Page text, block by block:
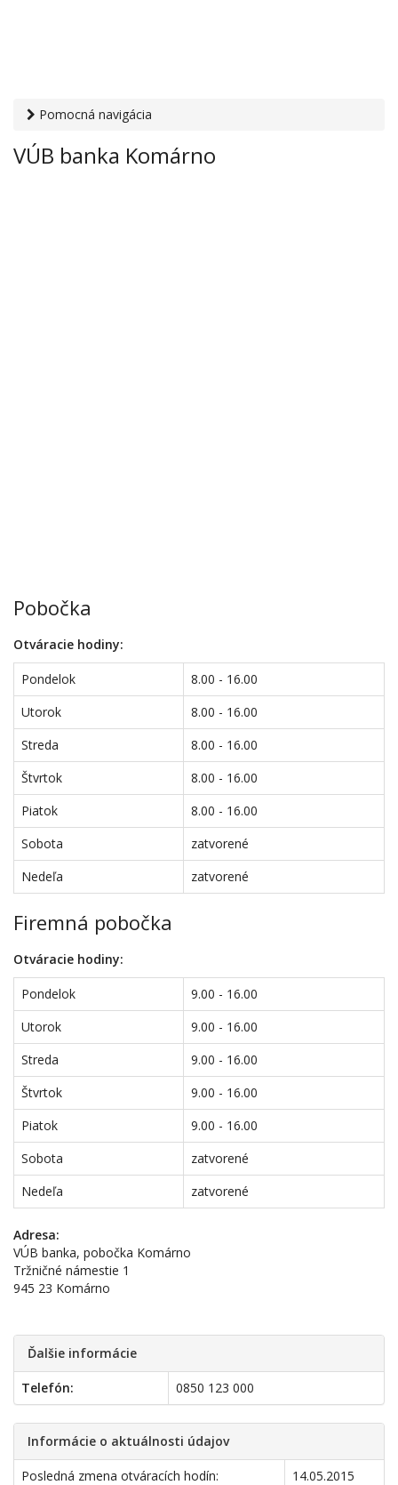
Pomocná navigácia
banka Komárno
VÚB banka Komárno
Pobočka
Otváracie hodiny:
Pondelok
8.00 - 16.00
Utorok
8.00 - 16.00
Streda
8.00 - 16.00
Štvrtok
8.00 - 16.00
Piatok
8.00 - 16.00
Sobota
zatvorené
Nedeľa
zatvorené
Firemná pobočka
Otváracie hodiny:
Pondelok
9.00 - 16.00
Utorok
9.00 - 16.00
Streda
9.00 - 16.00
Štvrtok
9.00 - 16.00
Piatok
9.00 - 16.00
Sobota
zatvorené
Nedeľa
zatvorené
Adresa:
VÚB banka, pobočka Komárno
Tržničné námestie 1
945 23 Komárno
Ďalšie informácie
Telefón: 0850 123 000
Informácie o aktuálnosti údajov
Posledná zmena otváracích hodín:
14.05.2015